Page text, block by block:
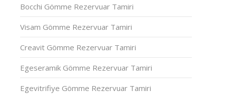
Bocchi Gömme Rezervuar Tamiri
Visam Gömme Rezervuar Tamiri
Creavit Gömme Rezervuar Tamiri
Egeseramik Gömme Rezervuar Tamiri
Egevitrifiye Gömme Rezervuar Tamiri